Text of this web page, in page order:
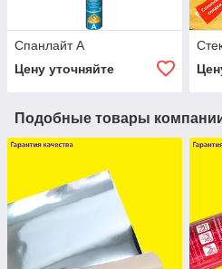
Спанлайт А
Цену уточняйте
Подобные товары